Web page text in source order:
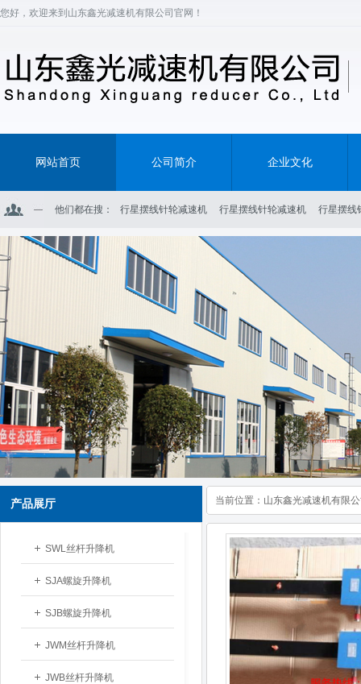
您好，欢迎来到山东鑫光减速机有限公司官网！
网站首页 公司简介 企业文化
他们都在搜： 行星摆线针轮减速机 行星摆线针轮减速机 行星摆线
产品展厅
SWL丝杆升降机
SJA螺旋升降机
SJB螺旋升降机
JWM丝杆升降机
JWB丝杆升降机
当前位置： 山东鑫光减速机有限